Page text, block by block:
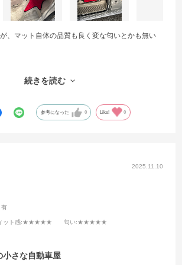
、マット自体の品質も良く変な匂いとかも無い
と思っっています
続きを読む
参考になった 0 Like! 0
2025.11.10
有
ット感:★★★★★ 匂い:★★★★★
小さな自動車屋